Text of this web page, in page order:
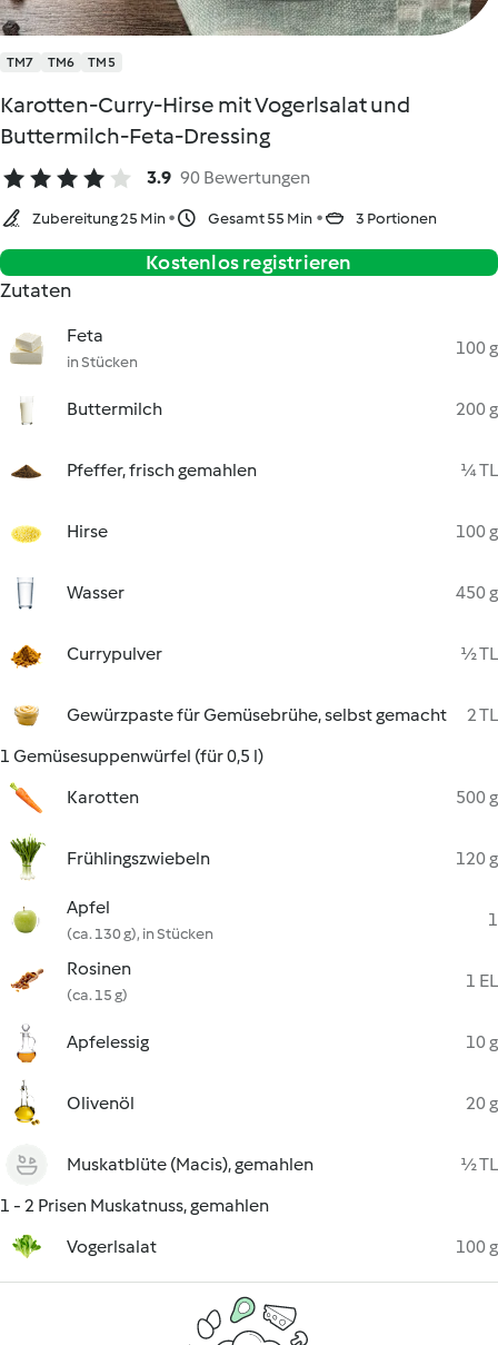
TM7 TM6 TM5
Karotten-Curry-Hirse mit Vogerlsalat und
Buttermilch-Feta-Dressing
3.9 90 Bewertungen
Zubereitung 25 Min Gesamt 55 Min 3 Portionen
Kostenlos registrieren
Zutaten
Feta
in Stücken
100 g
Buttermilch 200 g
Pfeffer, frisch gemahlen ¼ TL
Hirse 100 g
Wasser 450 g
Currypulver ½ TL
Gewürzpaste für Gemüsebrühe, selbst gemacht
2 TL
1 Gemüsesuppenwürfel (für 0,5 l)
Karotten
500 g
Frühlingszwiebeln 120 g
Apfel
(ca. 130 g), in Stücken
1
Rosinen
(ca. 15 g)
1 EL
Apfelessig 10 g
Olivenöl 20 g
Muskatblüte (Macis), gemahlen
½ TL
1 - 2 Prisen Muskatnuss, gemahlen
Vogerlsalat
100 g